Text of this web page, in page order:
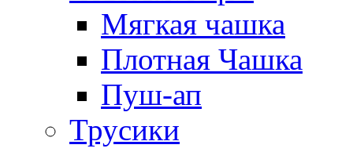
Мягкая чашка
Плотная Чашка
Пуш-ап
Трусики